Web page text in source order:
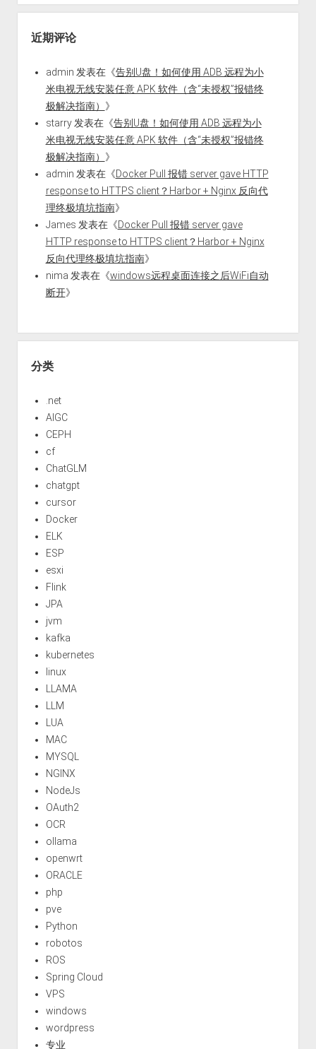
近期评论
admin 发表在《告别U盘！如何使用 ADB 远程为小
米电视无线安装任意 APK 软件（含“未授权”报错终
极解决指南） 》
starry发表在《告别U盘！如何使用 ADB 远程为小
米电视无线安装任意 APK 软件（含“未授权”报错终
极解决指南） 》
admin 发表在《Docker Pull 报错 server gave HTTP
response to HTTPS client？Harbor + Nginx 反向代
理终极填坑指南》
James 发表在《Docker Pull 报错 server gave
HTTP response to HTTPS client？Harbor + Nginx
反向代理终极填坑指南》
nima 发表在《windows远程桌面连接之后WiFi自动
断开》
分类
.net
AIGC
CEPH
cf
ChatGLM
chatgpt
cursor
Docker
ELK
ESP
esxi
Flink
JPA
jvm
kafka
kubernetes
linux
LLAMA
LLM
LUA
MAC
MYSQL
NGINX
NodeJs
OAuth2
OCR
ollama
openwrt
ORACLE
php
pve
Python
robotos
ROS
Spring Cloud
VPS
windows
wordpress
专业